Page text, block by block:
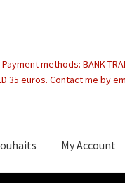
methods: BANK
35 euros. Contact me by
My Account